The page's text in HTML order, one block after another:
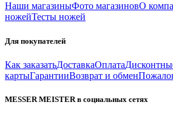
Наши магазиныФото магазиновО
ножейТесты ножей
Для покупателей
Как заказатьДоставкаОплата
картыГарантииВозврат и обмен
MESSER MEISTER в социальных сетях